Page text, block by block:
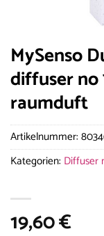
MySenso
diffuser no
raumduft
19,60€
Artikelnummer:
Kategorien: Diffuser